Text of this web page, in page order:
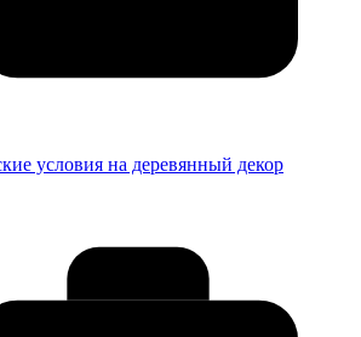
условия на деревянный декор